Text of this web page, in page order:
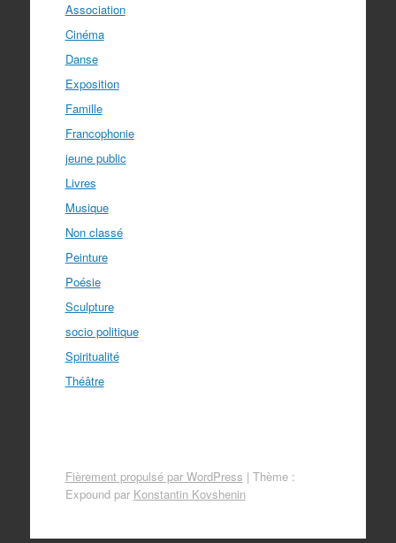
Association
Cinéma
Danse
Exposition
Famille
Francophonie
jeune public
Livres
Musique
Non classé
Peinture
Poésie
Sculpture
socio politique
Spiritualité
Théâtre
Fièrement propulsé par WordPress | Thème :
Expound par Konstantin Kovshenin